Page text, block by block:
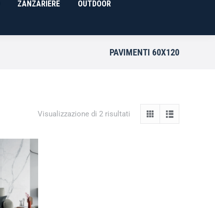
ZANZARIERE OUTDOOR
PAVIMENTI 60X120
Visualizzazione di 2 risultati